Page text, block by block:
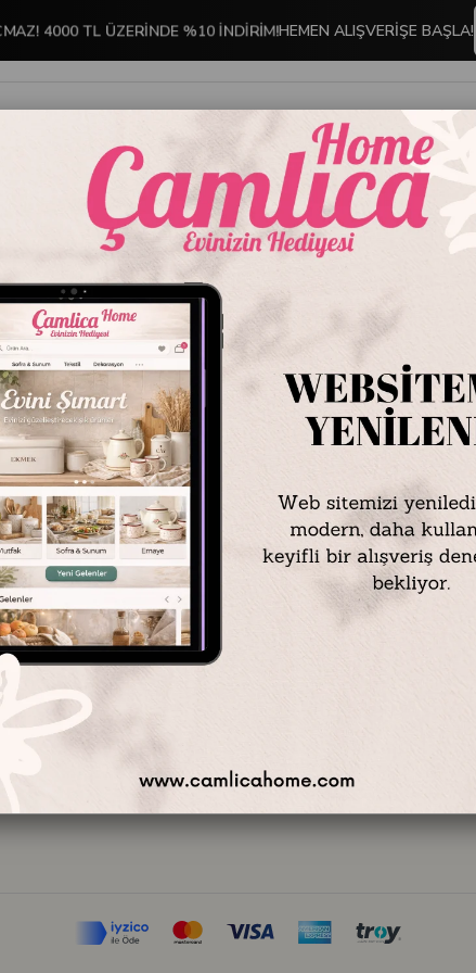
4000 TL ÜZERİNDE %10 İNDİRİM!HEMEN ALIŞVERİŞE BAŞLA!
İNDİRİMLİ ÜRÜNLER DEKORASYON TABLO KOLEKSİYONU
Müşteri Hizmetleri
Mesafeli Satış Sözleşmesi
İade Politikası
KVKK Sözleşmesi
Kargo Takibi
Markalarımız
Alışveriş